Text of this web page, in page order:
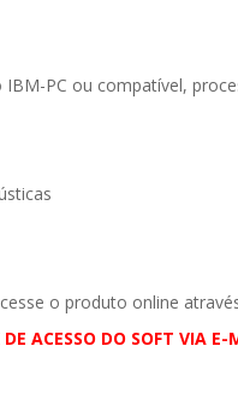
PC ou compatível,
o produto online
ACESSO DO SOFT VIA